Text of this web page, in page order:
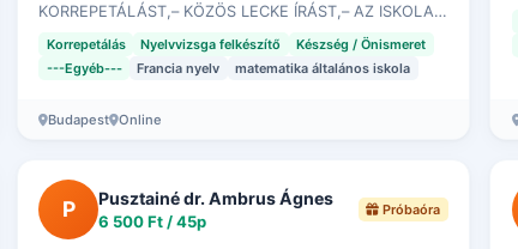
KORREPETÁLÁST,– KÖZÖS LECKE ÍRÁST,– AZ ISKOLAI
TANULÁS SEGÍTÉSÉT,– KÖZÉPISKOLÁBA FELVÉTELIRE
ELŐKÉSZÍTÉST, – FRANCIA NYELVTANI …
Korrepetálás Nyelvvizsga felkészítő
Készség / Önismeret
---Egyéb---
Francia nyelv matematika általános iskola
Budapest Online
P Pusztainé dr. Ambrus Ágnes
6 500 Ft / 45p
Próbaóra